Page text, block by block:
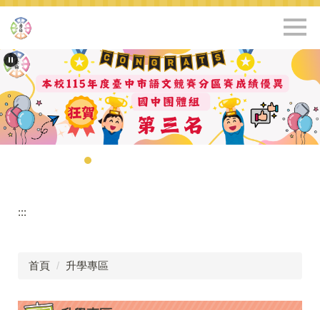
跳
到
主
要
內
容
區
:::
首頁 升學專區